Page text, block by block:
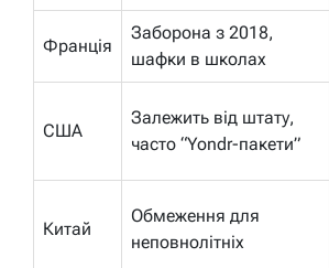
Франція
Заборона з 2018,
шафки в школах
США
Залежить від штату,
часто “Yondr-пакети”
Китай
Обмеження для
неповнолітніх